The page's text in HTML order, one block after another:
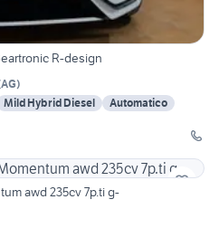
R-design
AG)
Mild Hybrid Diesel
Automatico
awd 235cv 7p.ti g-